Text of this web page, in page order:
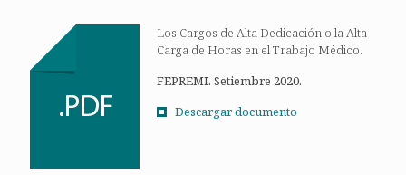
Los Cargos de Alta Dedicación o la Alta
Carga de Horas en el Trabajo Médico.
FEPREMI. Setiembre 2020.
Descargar documento